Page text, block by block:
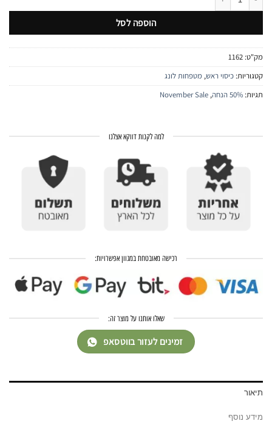
הוספה לסל
מק"ט: 1162
קטגוריות: כיסוי ראש, מטפחות לונג
תגיות: 50% הנחה ,
November Sale
למה לקנות דווקא אצלנו
רכישה מאובטחת במגוון אפשרויות:
שאלו אותנו על מוצר זה:
זמינים לעזור בווטסאפ
תיאור
מידע נוסף